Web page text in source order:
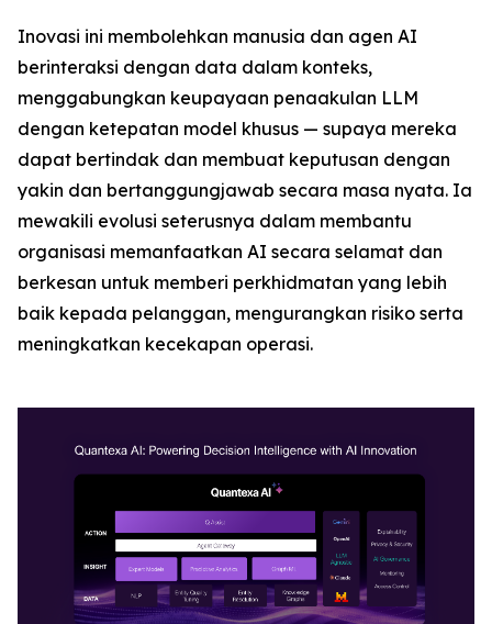
Inovasi ini membolehkan manusia dan agen AI
berinteraksi dengan data dalam konteks,
menggabungkan keupayaan penaakulan LLM
dengan ketepatan model khusus — supaya mereka
dapat bertindak dan membuat keputusan dengan
yakin dan bertanggungjawab secara masa nyata. Ia
mewakili evolusi seterusnya dalam membantu
organisasi memanfaatkan AI secara selamat dan
berkesan untuk memberi perkhidmatan yang lebih
baik kepada pelanggan, mengurangkan risiko serta
meningkatkan kecekapan operasi.